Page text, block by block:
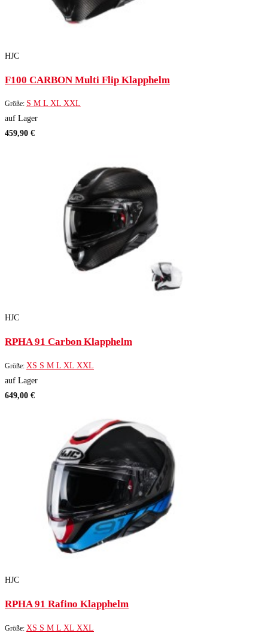
HJC
F100 CARBON Multi Flip Klapphelm
Größe: S M L XL XXL
auf Lager
459,90 €
HJC
RPHA 91 Carbon Klapphelm
Größe: XS S M L XL XXL
auf Lager
649,00 €
HJC
RPHA 91 Rafino Klapphelm
Größe: XS S M L XL XXL